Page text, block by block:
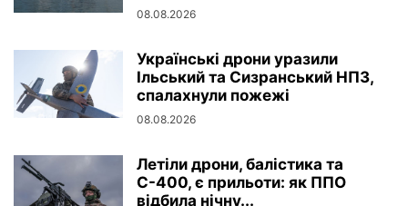
08.08.2026
Українські дрони уразили
Ільський та Сизранський НПЗ,
спалахнули пожежі
08.08.2026
Летіли дрони, балістика та
С-400, є прильоти: як ППО
відбила нічну...